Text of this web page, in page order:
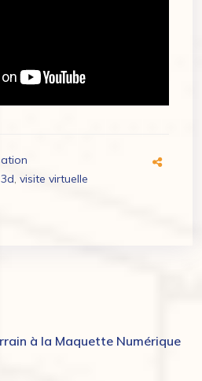
, visite virtuelle
à la Maquette Numérique